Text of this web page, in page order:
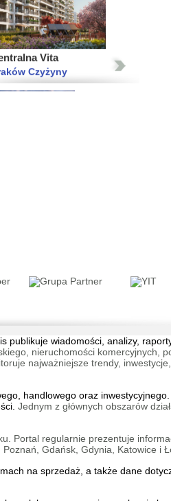
Vita
Czyżyny
Świt VII bud. A
Targówek
Przy Agorze 6
Bielany
publikuje wiadomości, analizy,
nieruchomości komercyjnych,
najważniejsze trendy,
handlowego oraz
Jednym z głównych obszarów
Portal regularnie prezentuje
Gdańsk, Gdynia, Katowice i
na sprzedaż , a także dane